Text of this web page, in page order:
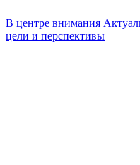
В центре внимания
цели и перспективы